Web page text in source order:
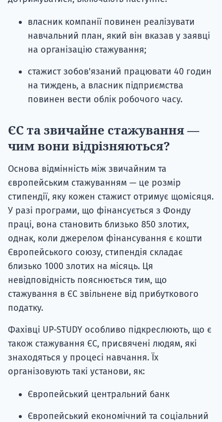
власник компанії повинен реалізувати
навчальний план, який він вказав у заявці
на організацію стажування;
стажист зобов'язаний працювати 40 годин
на тиждень, а власник підприємства
повинен вести облік робочого часу.
ЄС та звичайне стажування —
чим вони відрізняються?
Основа відмінність між звичайним та
європейським стажуванням — це розмір
стипендії, яку кожен стажист отримує щомісяця.
У разі програми, що фінансується з Фонду
праці, вона становить близько 850 злотих,
однак, коли джерелом фінансування є кошти
Європейського союзу, стипендія складає
близько 1000 злотих на місяць. Ця
невідповідність пояснюється тим, що
стажування в ЄС звільнене від прибуткового
податку.
Фахівці UP-STUDY особливо підкреслюють, що є
також стажування ЄС, присвячені людям, які
знаходяться у процесі навчання. Їх
організовують такі установи, як:
Європейський центральний банк
Європейський економічний та соціальний